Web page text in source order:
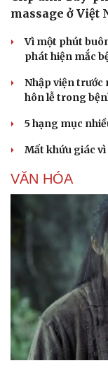
Doanh nghiệp
Doanh nghiệp 24h
Doanh nhân
massage ở Việt
Vì một phút
phát hiện mắc
Nhập viện trước
hôn lễ trong
5 hạng mục
Mất khứu giác
VĂN HÓA